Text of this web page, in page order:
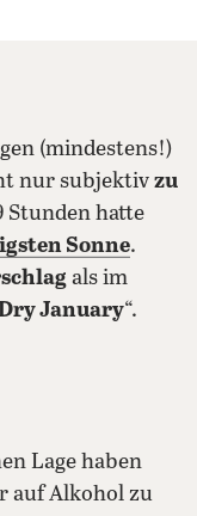
(mindestens!)
nur subjektivzu
Stunden hatte
Sonne.
als im
January“.
teilenteilen
Lage haben
auf Alkohol zu